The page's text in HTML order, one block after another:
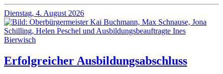
Dienstag, 4. August 2026
Erfolgreicher Ausbildungsabschluss